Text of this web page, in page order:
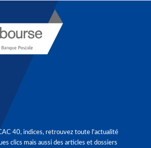
40, indices, retrouvez toute l'actualité
clics mais aussi des articles et dossiers